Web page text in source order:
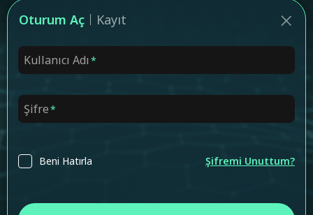
Oturum Aç Kayıt
Kullanıcı Adı
Şifre
Beni Hatırla Şifremi Unuttum?